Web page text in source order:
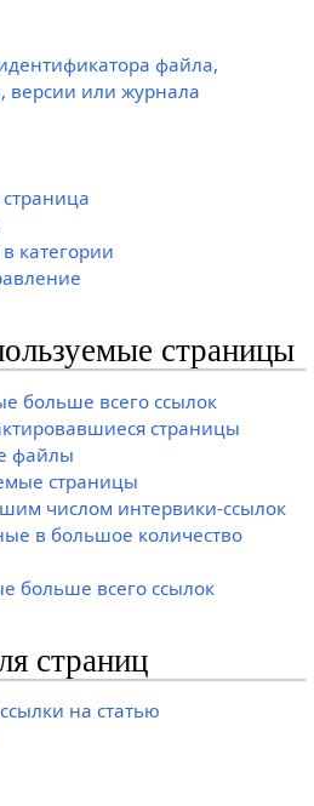
файла,
версии или журнала
категории
страницы
больше всего ссылок
страницы
файлы
страницы
числом интервики-ссылок
в большое количество
больше всего ссылок
страниц
на статью